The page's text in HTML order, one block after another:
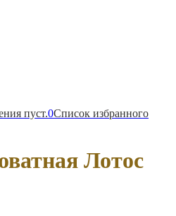
пуст.0Список избранного
Лотос